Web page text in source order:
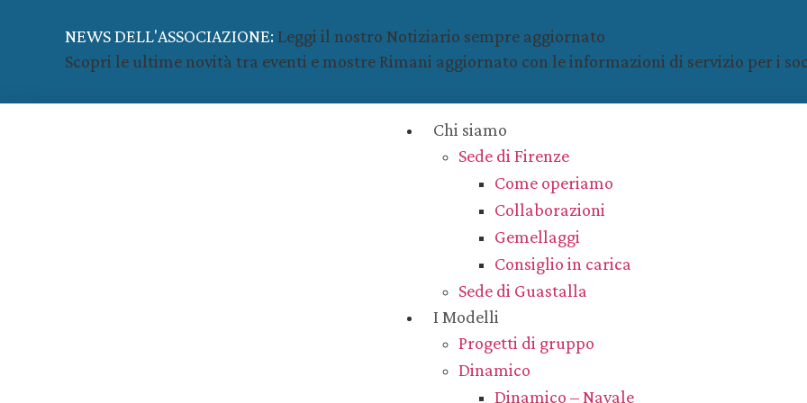
NEWS DELL'ASSOCIAZIONE: Leggi il nostro Notiziario sempre aggiornato
Scopri le ultime novità tra eventi e mostre Rimani aggiornato con le informazioni di servizio per i
Chi siamo
Sede di Firenze
Come operiamo
Collaborazioni
Gemellaggi
Consiglio in carica
Sede di Guastalla
I Modelli
Progetti di gruppo
Dinamico
Dinamico – Navale